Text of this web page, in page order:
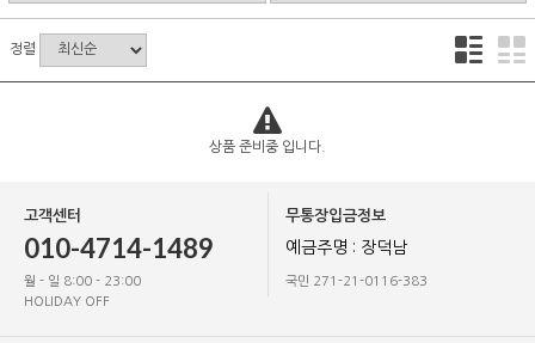
정렬
상품 준비중 입니다.
고객센터
010-4714-1489
월 - 일 8:00 - 23:00
HOLIDAY OFF
무통장입금정보
예금주명 : 장덕남
국민 271-21-0116-383